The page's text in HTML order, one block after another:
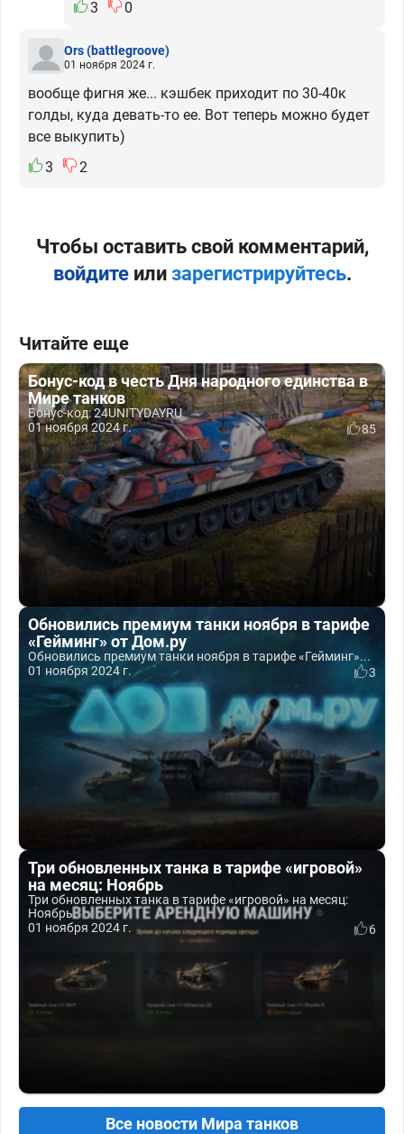
3 0
Ors(battlegroove)
01 ноября 2024 г.
вообще фигня же... кэшбек приходит по 30-40к
голды, куда девать-то ее. Вот теперь можно будет
все выкупить)
3
2
Чтобы оставить свой комментарий,
войдитеили зарегистрируйтесь.
Читайте еще
Бонус-код в честь Дня народного единства в
Мире танков
Бонус-код: 24UNITYDAYRU
01 ноября 2024 г.
85
Обновились премиум танки ноября в тарифе
«Гейминг» от Дом.ру
Обновились премиум танки ноября в тарифе «Гейминг»...
01 ноября 2024 г.
3
Три обновленных танка в тарифе «игровой»
на месяц: Ноябрь
Три обновленных танка в тарифе «игровой» на месяц:
Ноябрь.
01 ноября 2024 г.
6
Все новости Мира танков